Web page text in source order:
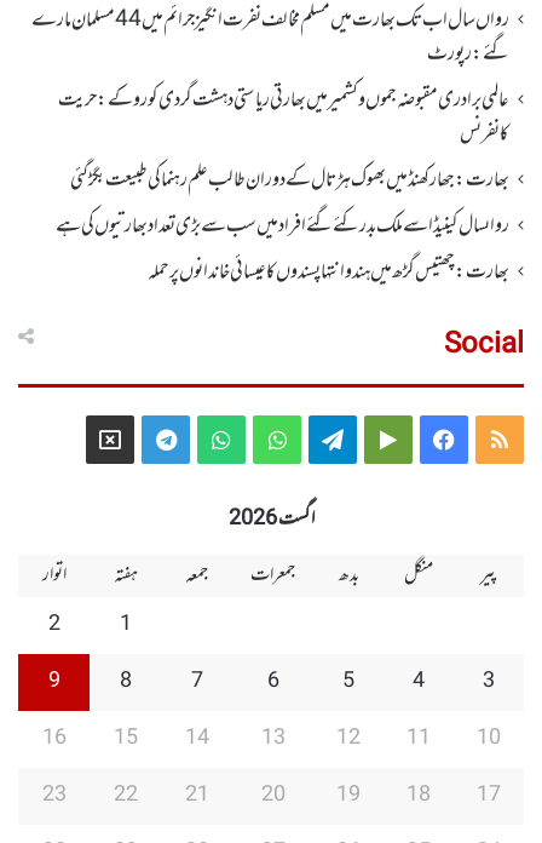
رواں سال اب تک بھارت میں مسلم مخالف نفرت انگیز جرائم میں 44 مسلمان مارے
گئے: رپورٹ
عالمی برادری مقبوضہ جموں وکشمیر میں بھارتی ریاستی دہشت گردی کو روکے : حریت
کانفرنس
بھارت :جھارکھنڈمیں بھوک ہڑتال کے دوران طالب علم رہنما کی طبیعت بگڑ گئی
رواںسال کینیڈا سے ملک بدر کئے گئے افراد میں سب سے بڑی تعداد بھارتیوں کی ہے
بھارت :چھتیس گڑھ میں ہندو انتہاپسندوں کا عیسائی خاندانوں پر حملہ
Social
RSS
Facebook
Google
Telegram
WhatsApp
WhatsApp
Telegram
X
اگست 2026
پیر
منگل بدھ جمعرات جمعہ ہفتہ
اتوار
1
2
3
4
5
6
7
8
9
10
11
12
13
14
15
16
17
18
19
20
21
22
23